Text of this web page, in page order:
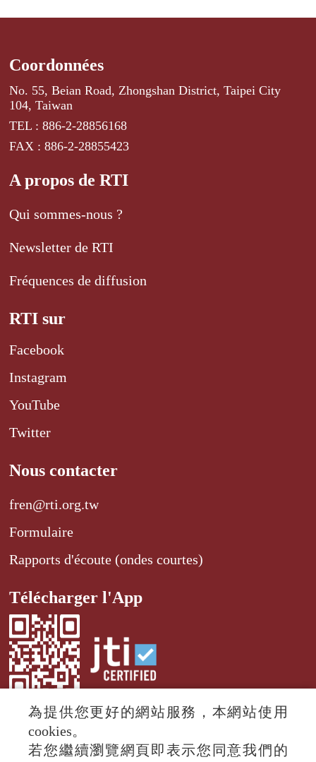
Coordonnées
No. 55, Beian Road, Zhongshan District, Taipei City
104, Taiwan
TEL : 886-2-28856168
FAX : 886-2-28855423
A propos de RTI
Qui sommes-nous ?
Newsletter de RTI
Fréquences de diffusion
RTI sur
Facebook
Instagram
YouTube
Twitter
Nous contacter
fren@rti.org.tw
Formulaire
Rapports d'écoute (ondes courtes)
Télécharger l'App
© 2024 RTI (Radio Taiwan International).
為提供您更好的網站服務，本網站使用
cookies。
若您繼續瀏覽網頁即表示您同意我們的